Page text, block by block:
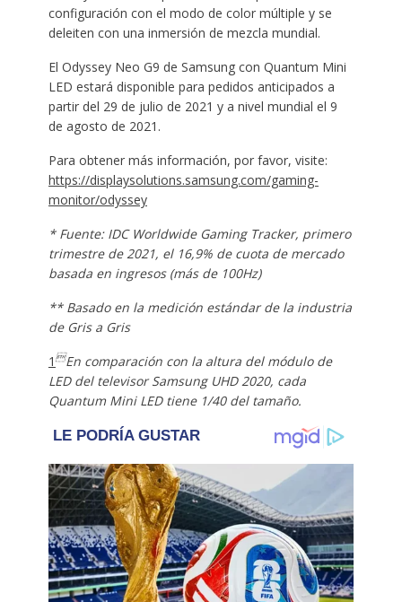
configuración con el modo de color múltiple y se
deleiten con una inmersión de mezcla mundial.
El Odyssey Neo G9 de Samsung con Quantum Mini
LED estará disponible para pedidos anticipados a
partir del 29 de julio de 2021 y a nivel mundial el 9
de agosto de 2021.
Para obtener más información, por favor, visite:
https://displaysolutions.samsung.com/gaming-
monitor/odyssey
* Fuente: IDC Worldwide Gaming Tracker, primero
trimestre de 2021, el 16,9% de cuota de mercado
basada en ingresos (más de 100Hz)
** Basado en la medición estándar de la industria
de Gris a Gris
1 En comparación con la altura del módulo de
LED del televisor Samsung UHD 2020, cada
Quantum Mini LED tiene 1/40 del tamaño.